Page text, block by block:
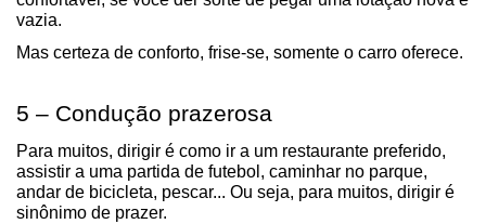
vazia.
Mas certeza de conforto, frise-se, somente o carro oferece.
5 – Condução prazerosa
Para muitos, dirigir é como ir a um restaurante preferido,
assistir a uma partida de futebol, caminhar no parque,
andar de bicicleta, pescar... Ou seja, para muitos, dirigir é
sinônimo de prazer.